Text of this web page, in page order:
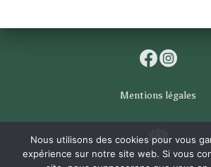
Mentions légales
Nous utilisons des cookies pour vous
expérience sur notre site web. Si vous